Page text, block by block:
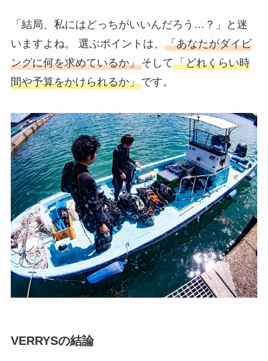
「結局、私にはどっちがいいんだろう…？」と迷
いますよね。 選ぶポイントは、 「あなたがダイビ
ングに何を求めているか」そして「どれくらい時
間や予算をかけられるか」です。
VERRYSの結論